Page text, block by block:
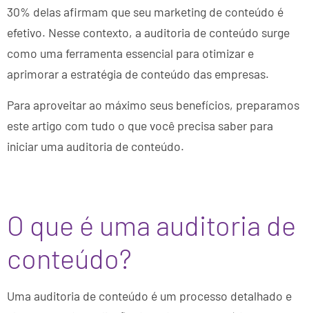
30% delas afirmam que seu marketing de conteúdo é
efetivo. Nesse contexto, a auditoria de conteúdo surge
como uma ferramenta essencial para otimizar e
aprimorar a estratégia de conteúdo das empresas.
Para aproveitar ao máximo seus benefícios, preparamos
este artigo com tudo o que você precisa saber para
iniciar uma auditoria de conteúdo.
O que é uma auditoria de
conteúdo?
Uma auditoria de conteúdo é um processo detalhado e